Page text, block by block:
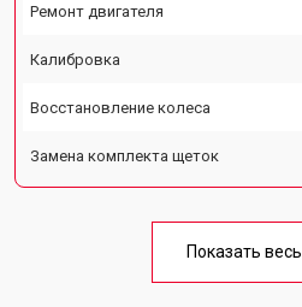
Ремонт двигателя
Калибровка
Восстановление колеса
Замена комплекта щеток
Показать